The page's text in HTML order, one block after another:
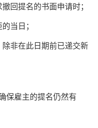
回提名的书面申请时；
当日；
非在此日期前已递交新
保雇主的提名仍然有